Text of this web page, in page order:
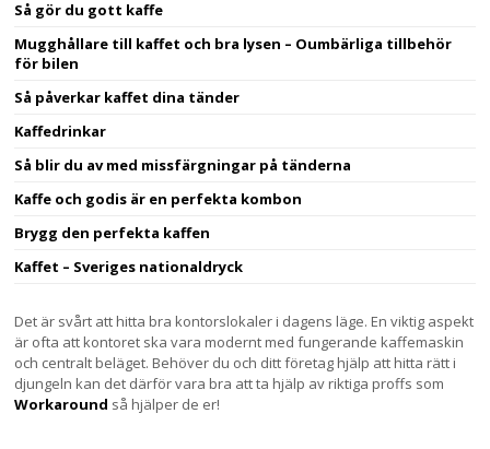
Så gör du gott kaffe
Mugghållare till kaffet och bra lysen – Oumbärliga tillbehör
för bilen
Så påverkar kaffet dina tänder
Kaffedrinkar
Så blir du av med missfärgningar på tänderna
Kaffe och godis är en perfekta kombon
Brygg den perfekta kaffen
Kaffet – Sveriges nationaldryck
Det är svårt att hitta bra kontorslokaler i dagens läge. En viktig aspekt
är ofta att kontoret ska vara modernt med fungerande kaffemaskin
och centralt beläget. Behöver du och ditt företag hjälp att hitta rätt i
djungeln kan det därför vara bra att ta hjälp av riktiga proffs som
Workaround så hjälper de er!